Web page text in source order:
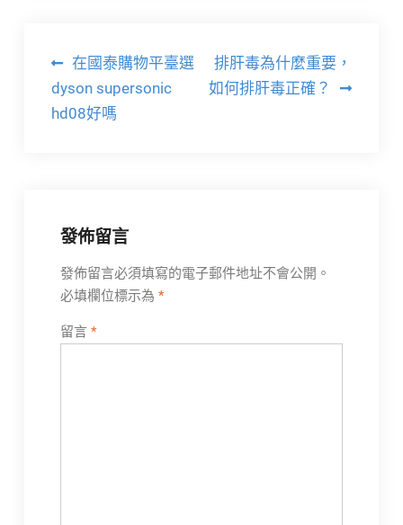
文
章
導
在國泰購物平臺選
dyson supersonic
hd08好嗎
排肝毒為什麼重要，
如何排肝毒正確？
發佈留言
發佈留言必須填寫的電子郵件地址不會公開。
必填欄位標示為 *
留言 *